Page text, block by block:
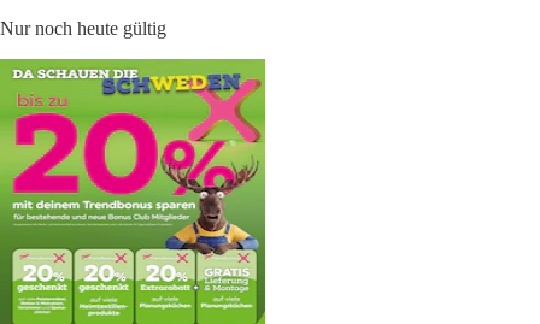
Nur noch heute gültig